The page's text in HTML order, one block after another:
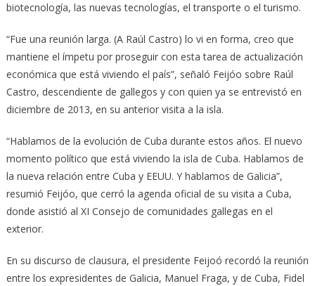
biotecnología, las nuevas tecnologías, el transporte o el turismo.
“Fue una reunión larga. (A Raúl Castro) lo vi en forma, creo que
mantiene el ímpetu por proseguir con esta tarea de actualización
económica que está viviendo el país”, señaló Feijóo sobre Raúl
Castro, descendiente de gallegos y con quien ya se entrevistó en
diciembre de 2013, en su anterior visita a la isla.
“Hablamos de la evolución de Cuba durante estos años. El nuevo
momento político que está viviendo la isla de Cuba. Hablamos de
la nueva relación entre Cuba y EEUU. Y hablamos de Galicia”,
resumió Feijóo, que cerró la agenda oficial de su visita a Cuba,
donde asistió al XI Consejo de comunidades gallegas en el
exterior.
En su discurso de clausura, el presidente Feijoó recordó la reunión
entre los expresidentes de Galicia, Manuel Fraga, y de Cuba, Fidel